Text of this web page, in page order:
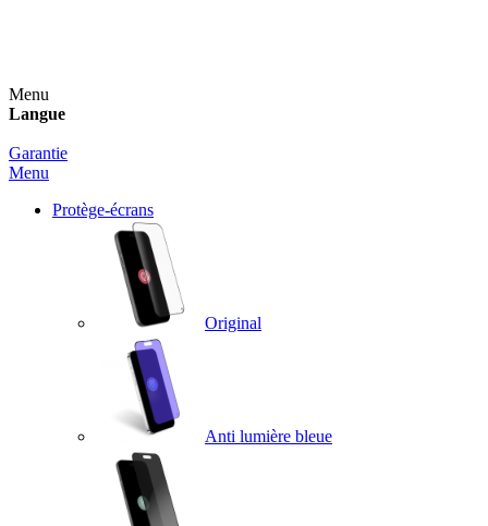
Menu
Langue
Garantie
Menu
Protège-écrans
Original
Anti lumière bleue